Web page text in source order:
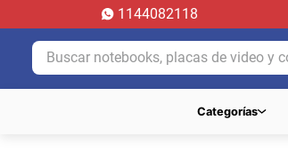
1144082118
Buscar notebooks, placas de video y
Categorías